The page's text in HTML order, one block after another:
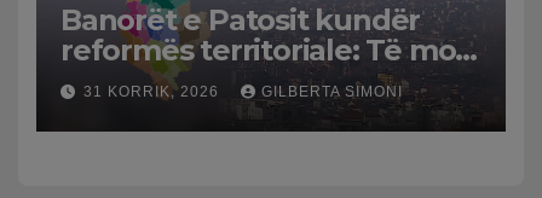
Banorët e Patosit kundër
reformës territoriale: Të mos
humbasim identitetin e
qytetit
31 KORRIK, 2026 GILBERTA SIMONI